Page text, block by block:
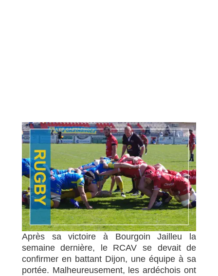
Après sa victoire à Bourgoin Jailleu la
semaine dernière, le RCAV se devait de
confirmer en battant Dijon, une équipe à sa
portée. Malheureusement, les ardéchois ont